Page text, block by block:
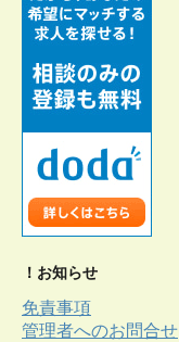
！お知らせ
免責事項
管理者へのお問合せ